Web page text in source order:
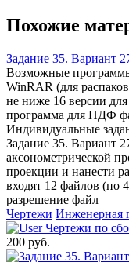
Похожие
Задание 35. Вариант
Возможные
WinRAR (для
не ниже 16 версии
программа для ПДФ
Индивидуальные
Задание 35. Вариант
аксонометрической
проекции и нанести
входят 12 файлов (по
разрешение файл
Чертежи Инженерная
Чертежи по
200 руб.